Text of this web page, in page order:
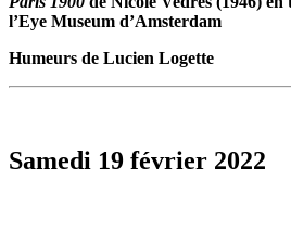
l’Eye Museum d’Amsterdam
Humeurs de Lucien Logette
Samedi 19 février 2022